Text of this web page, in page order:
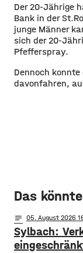
Der 20-Jährige
Bank in der
junge Männer
sich der 20-
Pfefferspray.
Dennoch
davonfahren,
Das
notes 05. August 2026
Sylbach: